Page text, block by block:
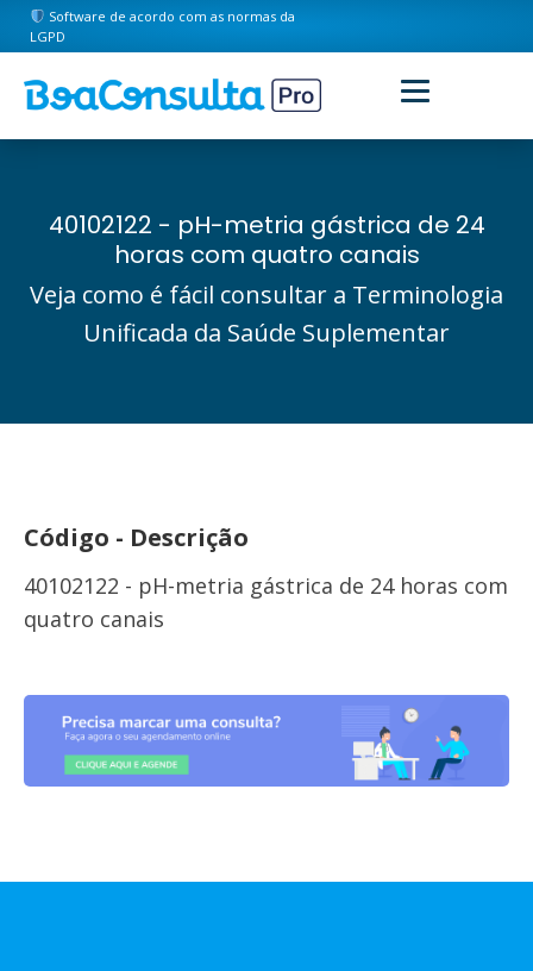
Software de acordo com as normas da
LGPD
40102122 - pH-metria gástrica de 24
horas com quatro canais
Veja como é fácil consultar a Terminologia
Unificada da Saúde Suplementar
Código - Descrição
40102122 - pH-metria gástrica de 24 horas com
quatro canais